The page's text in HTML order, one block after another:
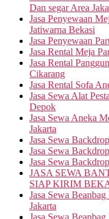
Dan segar Area
Jasa Penyewaan
Jatiwarna Bekasi
Jasa Penyewaan
Jasa Rental Meja
Jasa Rental
Cikarang
Jasa Rental Sofa
Jasa Sewa Alat
Depok
Jasa Sewa Aneka
Jakarta
Jasa Sewa
Jasa Sewa
Jasa Sewa
JASA SEWA
SIAP KIRIM
Jasa Sewa
Jakarta
Jasa Sewa